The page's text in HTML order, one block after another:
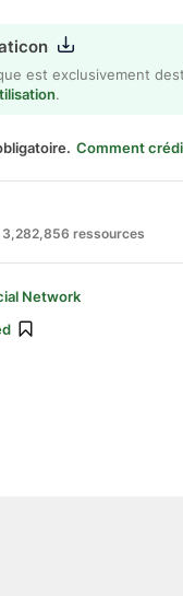
est exclusivement
.
Comment
ressources
Network